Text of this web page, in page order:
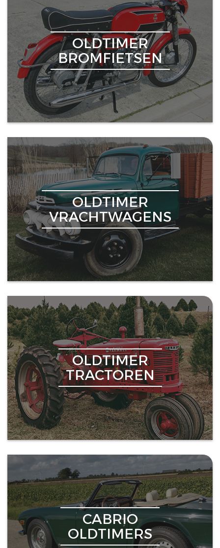
OLDTIMER
BROMFIETSEN
OLDTIMER
VRACHTWAGENS
OLDTIMER
TRACTOREN
CABRIO
OLDTIMERS